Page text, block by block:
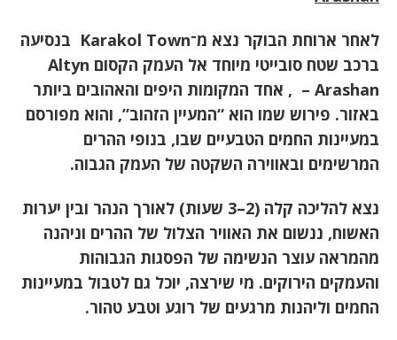
לאחר ארוחת הבוקר נצא מ־Karakol Town בנסיעה
ברכב שטח סובייטי מיוחד אל העמק הקסום Altyn
Arashan –
, אחד המקומות היפים והאהובים ביותר
באזור. פירוש שמו הוא “המעיין הזהוב”, והוא מפורסם
במעיינות החמים הטבעיים שבו, בנופי ההרים
המרשימים ובאווירה השקטה של העמק הגבוה.
נצא להליכה קלה (2–3 שעות) לאורך הנהר ובין יערות
האשוח, ננשום את האוויר הצלול של ההרים וניהנה
מהמראה עוצר הנשימה של הפסגות הגבוהות
והעמקים הירוקים. מי שירצה, יוכל גם לטבול במעיינות
החמים וליהנות מרגעים של רוגע וטבע טהור.